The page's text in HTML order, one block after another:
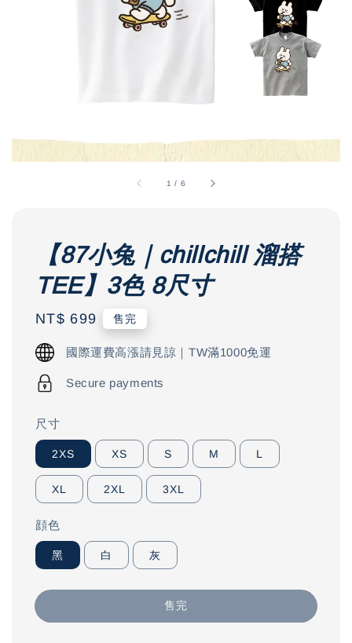
1 / 6
【87小兔｜chillchill 溜搭
TEE】3色 8尺寸
Regular
price
NT$ 699 售完
國際運費高漲請見諒｜TW滿1000免運
Secure payments
尺寸
2XS XS S M L
XL 2XL 3XL
顔色
黑 白 灰
售完